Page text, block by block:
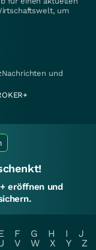
um
und
eröffnen und
F G H I
J
V W X Y
Z